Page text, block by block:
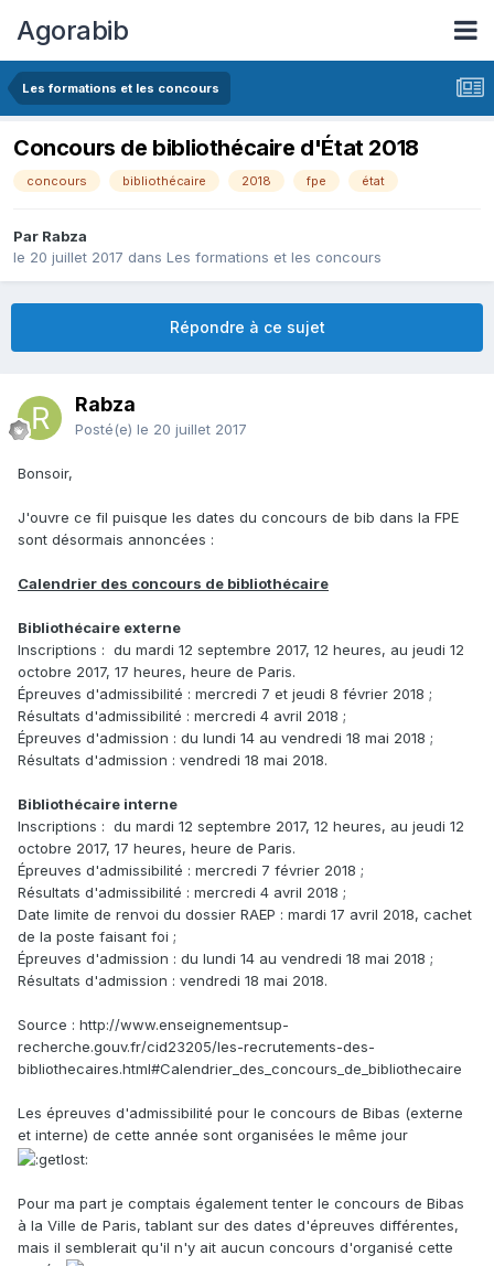
Agorabib
Les formations et les concours
Concours de bibliothécaire d'État 2018
concours bibliothécaire 2018 fpe état
Par Rabza
le 20 juillet 2017 dans Les formations et les concours
Répondre à ce sujet
Rabza
Posté(e) le 20 juillet 2017
Bonsoir,
J'ouvre ce fil puisque les dates du concours de bib dans la FPE
sont désormais annoncées :
Calendrier des concours de bibliothécaire
Bibliothécaire externe
Inscriptions : du mardi 12 septembre 2017, 12 heures, au jeudi 12
octobre 2017, 17 heures, heure de Paris.
Épreuves d'admissibilité : mercredi 7 et jeudi 8 février 2018 ;
Résultats d'admissibilité : mercredi 4 avril 2018 ;
Épreuves d'admission : du lundi 14 au vendredi 18 mai 2018 ;
Résultats d'admission : vendredi 18 mai 2018.
Bibliothécaire interne
Inscriptions : du mardi 12 septembre 2017, 12 heures, au jeudi 12
octobre 2017, 17 heures, heure de Paris.
Épreuves d'admissibilité : mercredi 7 février 2018 ;
Résultats d'admissibilité : mercredi 4 avril 2018 ;
Date limite de renvoi du dossier RAEP : mardi 17 avril 2018, cachet
de la poste faisant foi ;
Épreuves d'admission : du lundi 14 au vendredi 18 mai 2018 ;
Résultats d'admission : vendredi 18 mai 2018.
Source : http://www.enseignementsup-
recherche.gouv.fr/cid23205/les-recrutements-des-
bibliothecaires.html#Calendrier_des_concours_de_bibliothecaire
Les épreuves d'admissibilité pour le concours de Bibas (externe
et interne) de cette année sont organisées le même jour
Pour ma part je comptais également tenter le concours de Bibas
à la Ville de Paris, tablant sur des dates d'épreuves différentes,
mais il semblerait qu'il n'y ait aucun concours d'organisé cette